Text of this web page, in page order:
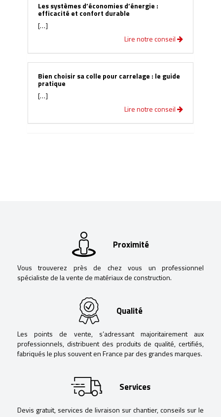
Les systèmes d’économies d’énergie :
efficacité et confort durable
[…]
Lire notre conseil
Bien choisir sa colle pour carrelage : le guide
pratique
[…]
Lire notre conseil
Proximité
Vous trouverez près de chez vous un professionnel
spécialiste de la vente de matériaux de construction.
Qualité
Les points de vente, s’adressant majoritairement aux
professionnels, distribuent des produits de qualité, certifiés,
fabriqués le plus souvent en France par des grandes marques.
Services
Devis gratuit, services de livraison sur chantier, conseils sur le